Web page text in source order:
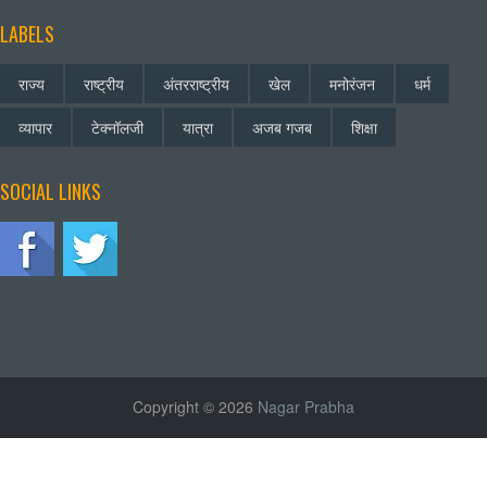
LABELS
राज्य राष्ट्रीय अंतरराष्ट्रीय खेल मनोरंजन
धर्म
व्यापार
टेक्नॉलजी यात्रा अजब गजब शिक्षा
SOCIAL LINKS
Copyright © 2026 Nagar Prabha